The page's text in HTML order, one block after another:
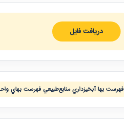
دریافت فایل
فهرست بها آبخيزداري منابع‌طبيعي فهرست بهاي